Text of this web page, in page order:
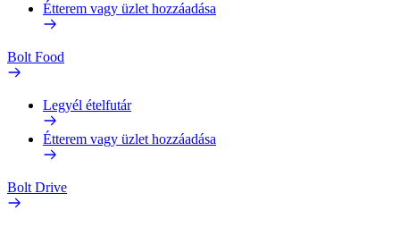
Étterem vagy üzlet hozzáadása
Bolt Food
Legyél ételfutár
Étterem vagy üzlet hozzáadása
Bolt Drive